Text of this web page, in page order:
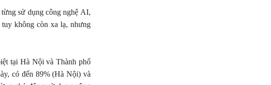
sử dụng công nghệ AI,
không còn xa lạ, nhưng
tại Hà Nội và Thành phố
có đến 89% (Hà Nội) và